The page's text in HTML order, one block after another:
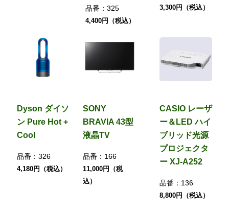
品番：325
4,400円（税込）
3,300円（税込）
Dyson ダイソ
ン Pure Hot +
Cool
品番： 326
4,180円（税込）
SONY
BRAVIA 43型
液晶TV
品番： 166
11,000円（税
込）
CASIO レーザ
ー＆LED ハイ
ブリッド光源
プロジェクタ
ー XJ-A252
品番： 136
8,800円（税込）